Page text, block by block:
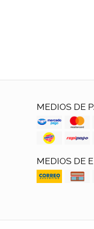
MEDIOS DE
MEDIOS DE